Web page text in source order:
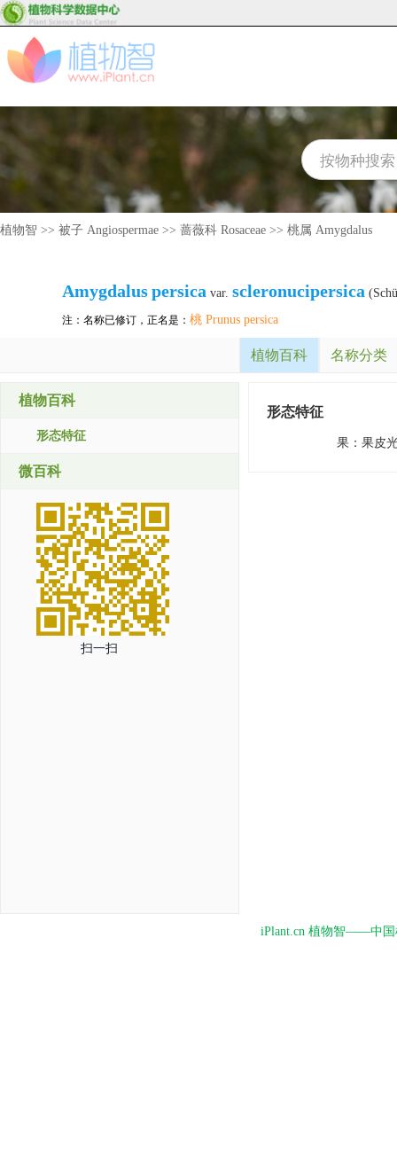
植物智 >> 被子 Angiospermae >> 蔷薇科 Rosaceae >> 桃属 Amygdalus
Amygdaluspersica var. scleronucipersica
注：名称已修订，正名是： 桃 Prunus persica
植物百科 名称分类
植物百科
形态特征
微百科
扫一扫
形态特征
果 ： 果皮
iPlant.cn 植物智——中国